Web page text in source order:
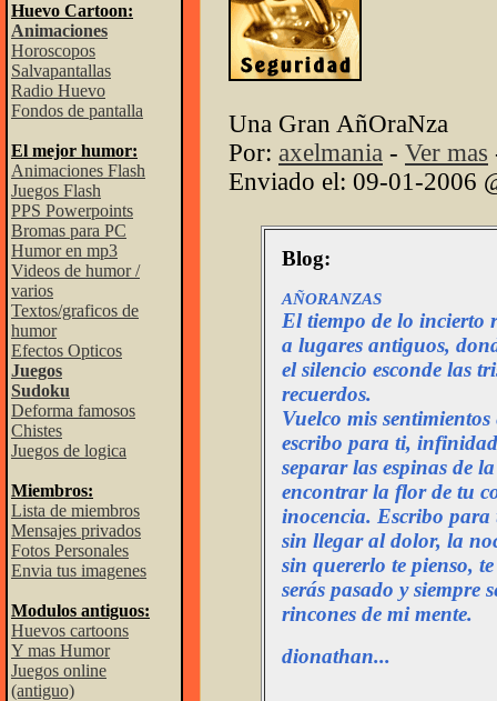
Huevo Cartoon:
Animaciones
Horoscopos
Salvapantallas
Radio Huevo
Fondos de pantalla
El mejor humor:
Animaciones Flash
Juegos Flash
PPS Powerpoints
Bromas para PC
Humor en mp3
Videos de humor /
varios
Textos/graficos de
humor
Efectos Opticos
Juegos
Sudoku
Deforma famosos
Chistes
Juegos de logica
Miembros:
Lista de miembros
Mensajes privados
Fotos Personales
Envia tus imagenes
Modulos antiguos:
Huevos cartoons
Y mas Humor
Juegos online
(antiguo)
Una Gran AñOraNza
Por: axelmania - Ver mas
Enviado el: 09-01-2006
Blog:
AÑORANZAS
El tiempo de lo incierto
a lugares antiguos,
el silencio esconde las
recuerdos.
Vuelco mis
escribo para ti, infinidad
separar las espinas de
encontrar la flor de tu
inocencia. Escribo
sin llegar al dolor, la
sin quererlo te pienso,
serás pasado y siempre
rincones de mi mente.
dionathan...